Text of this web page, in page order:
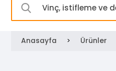
Anasayfa > Ürünler